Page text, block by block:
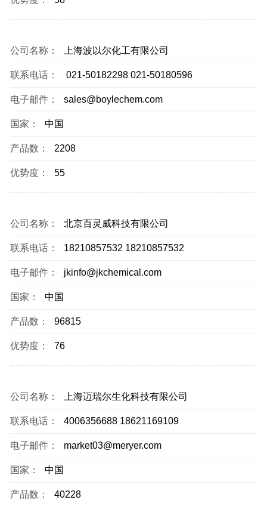
公司名称： 上海波以尔化工有限公司
联系电话： 021-50182298 021-50180596
电子邮件： sales@boylechem.com
国家： 中国
产品数： 2208
优势度： 55
公司名称： 北京百灵威科技有限公司
联系电话： 18210857532 18210857532
电子邮件： jkinfo@jkchemical.com
国家： 中国
产品数： 96815
优势度： 76
公司名称： 上海迈瑞尔生化科技有限公司
联系电话： 4006356688 18621169109
电子邮件： market03@meryer.com
国家： 中国
产品数： 40228